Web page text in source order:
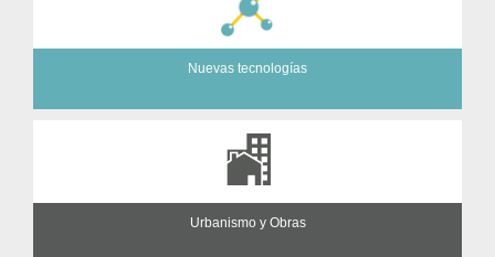
Nuevas tecnologías
Urbanismo y Obras